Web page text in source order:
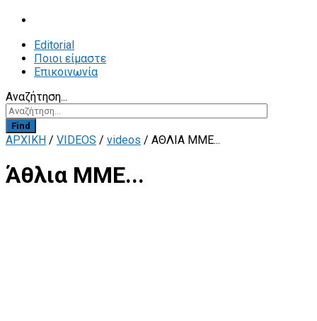
Editorial
Ποιοι είμαστε
Επικοινωνία
Αναζήτηση...
Find
ΑΡΧΙΚΗ / VIDEOS / videos / ΆΘΛΙΑ ΜΜΕ...
Άθλια ΜΜΕ...